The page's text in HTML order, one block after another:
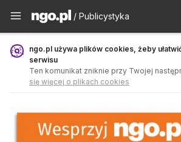
Publicystyka - ngo.pl
/ Publicystyka
ngo.pl używa plików cookies, żeby
serwisu
Ten komunikat zniknie przy Twojej
się więcej o plikach cookies